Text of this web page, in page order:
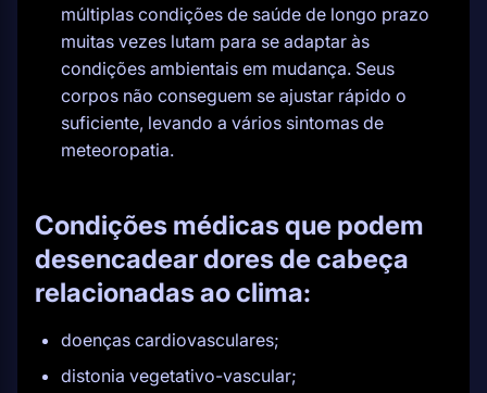
múltiplas condições de saúde de longo prazo
muitas vezes lutam para se adaptar às
condições ambientais em mudança. Seus
corpos não conseguem se ajustar rápido o
suficiente, levando a vários sintomas de
meteoropatia.
Condições médicas que podem
desencadear dores de cabeça
relacionadas ao clima:
doenças cardiovasculares;
distonia vegetativo-vascular;